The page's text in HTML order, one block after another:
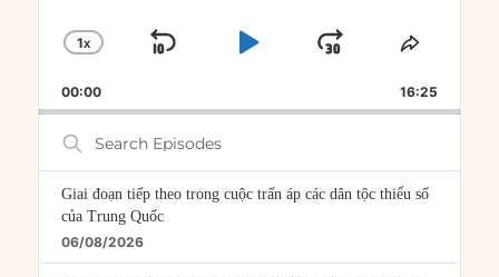
CHANGE
RATE
1X
SKIP
PLAYJUMP
FORWARD
SHARE
00:00 16:25
Search
Episodes
Giai đoạn tiếp theo trong cuộc trấn áp các dân tộc thiểu số
của Trung Quốc
06/08/2026